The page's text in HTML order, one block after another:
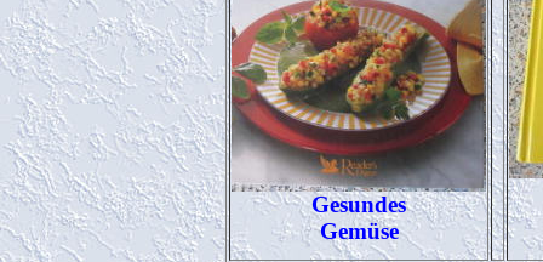
Gesundes
Gemüse